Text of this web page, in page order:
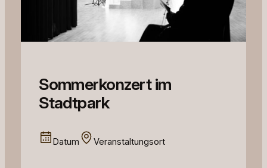
Sommerkonzert im
Stadtpark
Datum Veranstaltungsort